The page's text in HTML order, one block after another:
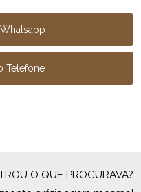
Telefone
O QUE PROCURAVA?